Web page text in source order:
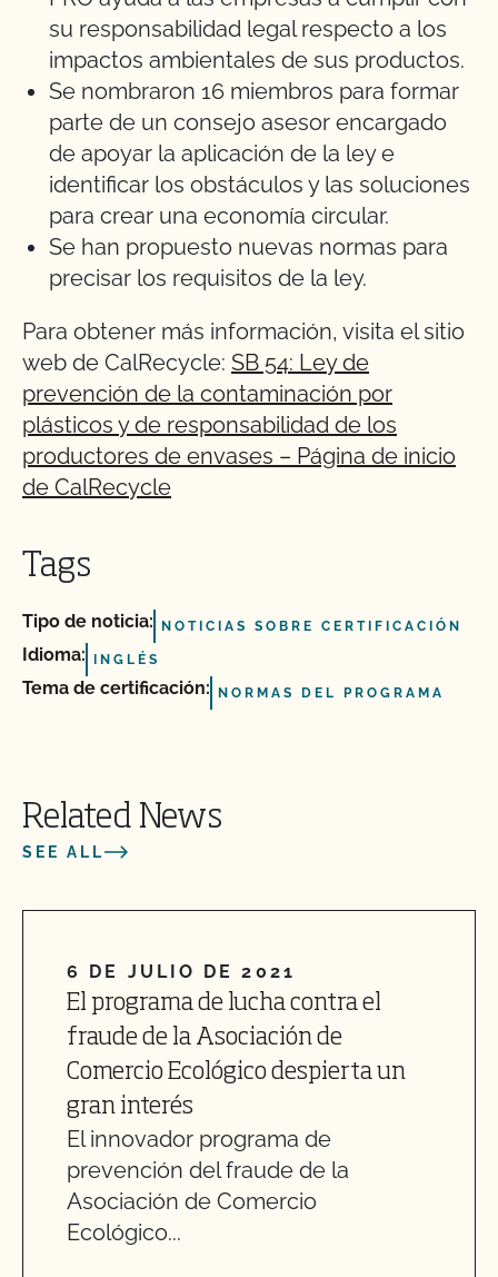
su responsabilidad legal respecto a los
impactos ambientales de sus productos.
Se nombraron 16 miembros para formar
parte de un consejo asesor encargado
de apoyar la aplicación de la ley e
identificar los obstáculos y las soluciones
para crear una economía circular.
Se han propuesto nuevas normas para
precisar los requisitos de la ley.
Para obtener más información, visita el sitio
web de CalRecycle: SB 54: Ley de
prevención de la contaminación por
plásticos y de responsabilidad de los
productores de envases – Página de inicio
de CalRecycle
Tags
Tipo de noticia: NOTICIAS SOBRE CERTIFICACIÓN
Idioma: INGLÉS
Tema de certificación: NORMAS DEL PROGRAMA
Related News
SEE ALL
6 DE JULIO DE 2021
El programa de lucha contra el
fraude de la Asociación de
Comercio Ecológico despierta un
gran interés
El innovador programa de
prevención del fraude de la
Asociación de Comercio
Ecológico...